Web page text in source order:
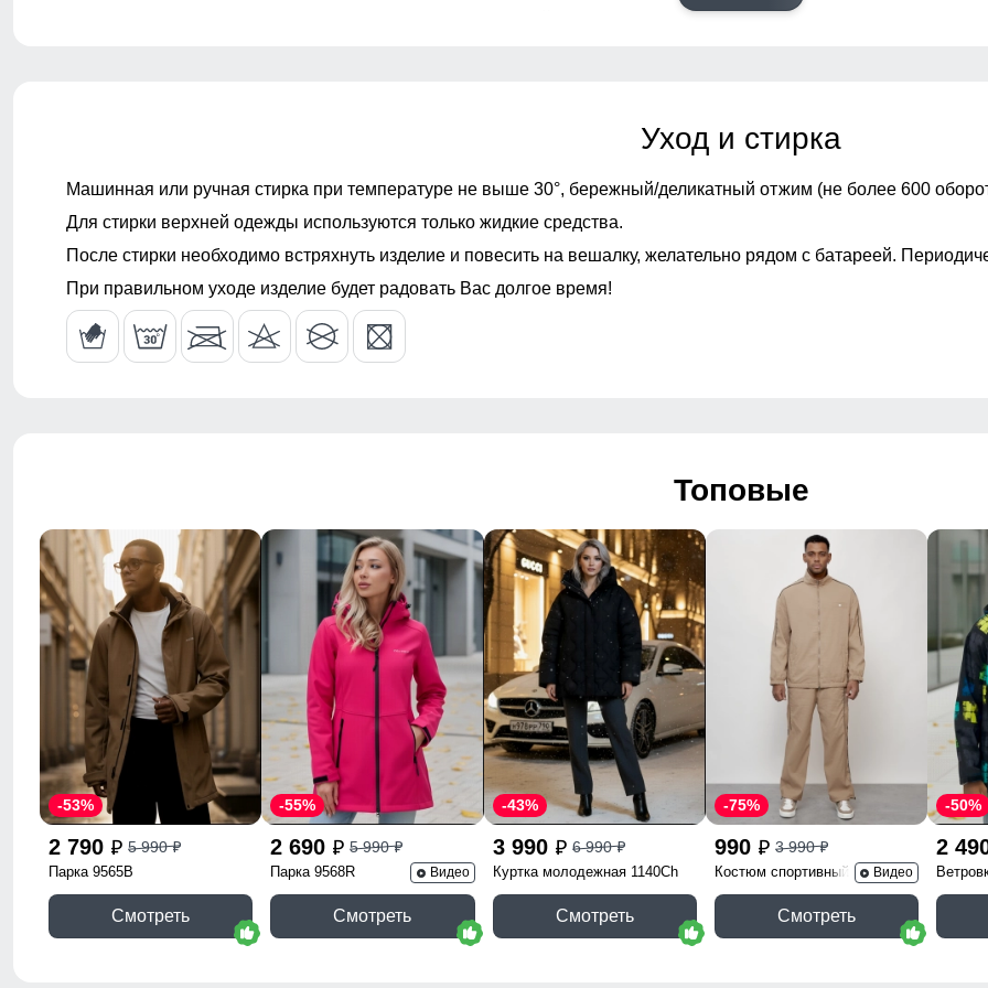
Длина изделия до бедра
Карманы
Внутренние карманы есть
Воротник стоячий
Ветрозащита
Декоративные
Застёжка
Стиль городской, повседневный, спортивный
Коллекция весна–осень 2026
Назначение город, прогулки, активный отдых
Упаковка и размеры
Цвета бордовый, черный, серый, хаки Габариты (ДхШхВ)
Вес
Описание
Женский стёганый жилет Valianly — это лёгкая, тёплая и технологичная модель, созданная для комфорта в
Уход и стирка
Машинная или ручная стирка при температуре не выше 30°, бережный/деликатный отжим (не более 600
Для стирки верхней одежды используются только жидкие средства.
После стирки необходимо встряхнуть изделие и повесить на вешалку, желательно рядом с батареей.
При правильном уходе изделие будет радовать Вас долгое время!
Топовые
2 790 p 5 990p
-53%
Парка 9565B
Смотреть
2 690 p 5 990p
-55%
Парка 9568R Видео
Смотреть
3 990 p 6 990p
-43%
Куртка молодежная 1140Ch
Смотреть
990 p 3 990p
-75%
Костюм спортивный 15020B
Видео
Смотреть
2
-50%